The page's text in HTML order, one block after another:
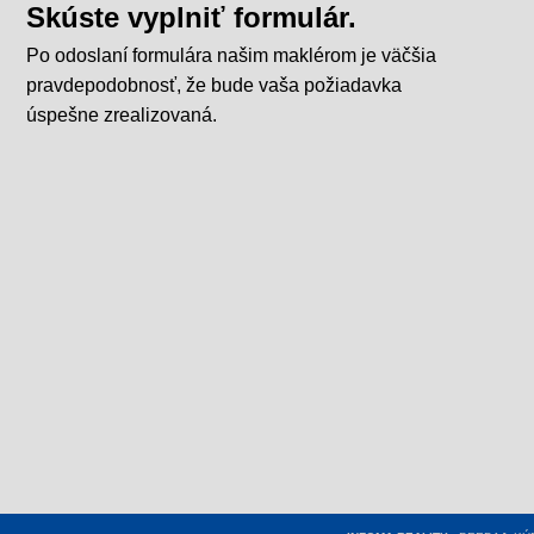
Skúste vyplniť formulár.
Po odoslaní formulára našim maklérom je väčšia
pravdepodobnosť, že bude vaša požiadavka
úspešne zrealizovaná.